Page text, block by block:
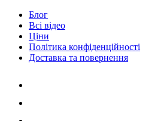
Блог
Всі відео
Ціни
Політика конфіденційності
Доставка та повернення